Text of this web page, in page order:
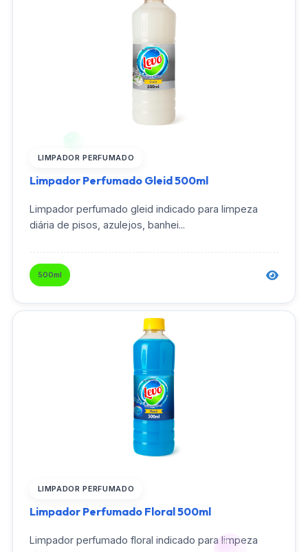
LIMPADOR PERFUMADO
Limpador Perfumado Gleid 500ml
Limpador perfumado gleid indicado para limpeza
diária de pisos, azulejos, banhei...
500ml
LIMPADOR PERFUMADO
Limpador Perfumado Floral 500ml
Limpador perfumado floral indicado para limpeza